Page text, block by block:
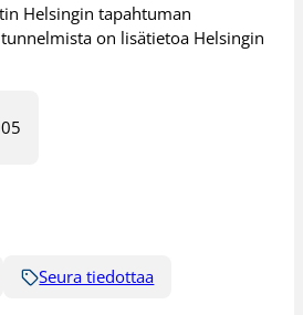
Helsingin tapahtuman
on lisätietoa Helsingin
Seura tiedottaa